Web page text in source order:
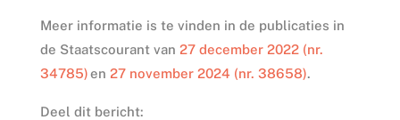
Meer informatie is te vinden in de publicaties in
de Staatscourant van 27 december 2022 (nr.
34785)en 27 november 2024 (nr. 38658).
Deel dit bericht: